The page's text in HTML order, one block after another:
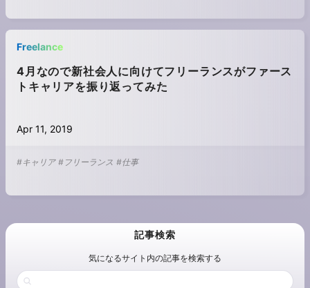
Freelance
4月なので新社会人に向けてフリーランスがファース
トキャリアを振り返ってみた
Apr 11, 2019
#キャリア #フリーランス #仕事
記事検索
気になるサイト内の記事を検索する